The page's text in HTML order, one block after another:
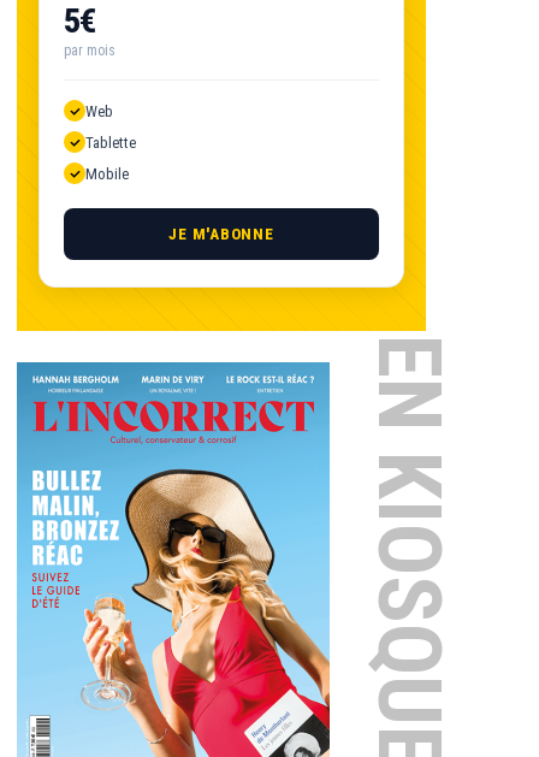
5€
par mois
Web
Tablette
Mobile
JE M'ABONNE
EN KIOSQUE